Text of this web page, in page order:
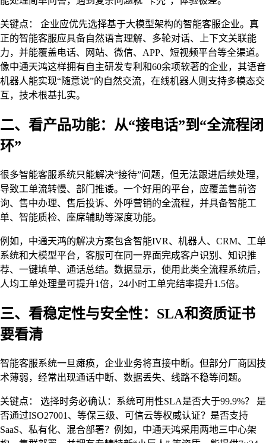
关键点： 企业应优先选择基于大模型架构的智能客服企业。真
正的智能客服应具备自然语言理解、多轮对话、上下文关联能
力，并能覆盖电话、网站、微信、APP、短视频平台等全渠道。
像中通天鸿这样拥有自主研发专利和60余项软著的企业，其语音
机器人能实现“随意说”的自然交流，在线机器人则支持多模态交
互，技术根基扎实。
二、看产品功能：从“接电话”到“全流程闭
环”
很多智能客服系统只能解决“接待”问题，但无法跟进后续处理，
导致工单流转慢、部门推诿。一个好用的平台，应覆盖售前咨
询、售中办理、售后投诉、外呼营销的全流程，并具备智能工
单、智能质检、座席辅助等深度功能。
例如，中通天鸿的解决方案包含智能IVR、机器人、CRM、工单
系统和大模型平台，客服可在同一界面完成客户识别、知识推
荐、一键填单、通话总结。数据显示，使用此类全流程系统后，
人均工单处理量可提升1倍，24小时工单完结率提升1.5倍。
三、看稳定性与安全性：SLA和资质证书
要看清
智能客服系统一旦瘫痪，企业业务将直接中断。但部分厂商因技
术薄弱，经常出现通话中断、数据丢失、线路不稳等问题。
关键点： 选择时务必确认：系统可用性SLA是否大于99.9%？ 是
否通过ISO27001、等保三级、可信云等权威认证？是否支持
SaaS、私有化、混合部署？例如，中通天鸿采用两地三中心架